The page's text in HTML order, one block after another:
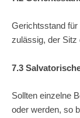
Gerichtsstand für
zulässig, der Sitz
7.3
Sollten einzelne
oder werden, so